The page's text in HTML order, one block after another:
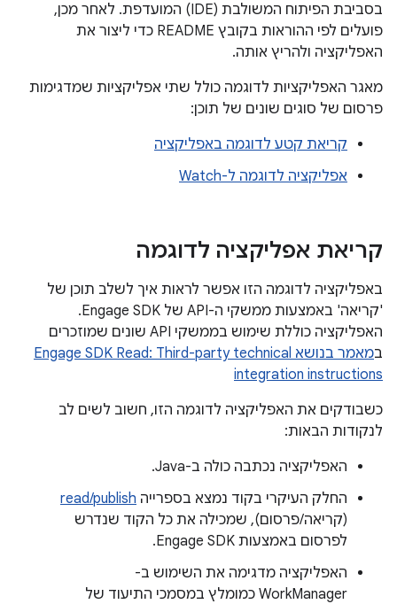
בסביבת הפיתוח המשולבת (IDE) המועדפת. לאחר מכן,
פועלים לפי ההוראות בקובץ README כדי ליצור את
האפליקציה ולהריץ אותה.
מאגר האפליקציות לדוגמה כולל שתי אפליקציות שמדגימות
פרסום של סוגים שונים של תוכן:
קריאת קטע לדוגמה באפליקציה
אפליקציה לדוגמה ל-Watch
קריאת אפליקציה לדוגמה
באפליקציה לדוגמה הזו אפשר לראות איך לשלב תוכן של
'קריאה' באמצעות ממשקי ה-API של Engage SDK.
האפליקציה כוללת שימוש בממשקי API שונים שמוזכרים
ב
מאמר בנושא Engage SDK Read: Third-party technical
integration instructions
כשבודקים את האפליקציה לדוגמה הזו, חשוב לשים לב
לנקודות הבאות:
האפליקציה נכתבה כולה ב-Java.
החלק העיקרי בקוד נמצא בספרייה read/publish
(קריאה/פרסום), שמכילה את כל הקוד שנדרש
לפרסום באמצעות Engage SDK.
האפליקציה מדגימה את השימוש ב-
WorkManager כמומלץ במסמכי התיעוד של